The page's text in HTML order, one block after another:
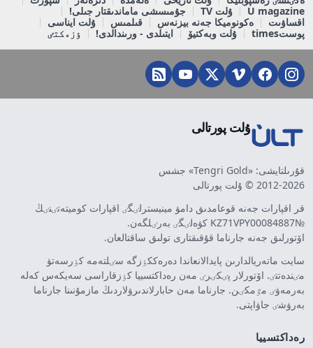
U magazine
ۇلت TV
جۇمىسشى ماماندىقتار جىلى!
اقساۋىت
ەكونوميكا جەنە بيزنەس قىلمىس
ۇلت ايناسى
پوستtimes
ۇلت وبەكتيۆ ايتىلدى - ورىندالدى! ٶزەكتٸ
ۇلت پورتالى
قۇرىلتايشى: «Tengri Gold» جشس
2012-2026 © ۇلت پورتالى
قر اقپارات جەنە قوعامدىق دامۋ مينيسترلٸگٸ اقپارات كوميتەتٸنٸڭ
№KZ71VPY00084887 كۋەلٸگٸ بەرٸلگەن.
اۆتورلىق جەنە جارناما قۇقىقتارى تولىق ساقتالعان.
سايت ماتەريالدارىن پايدالانعاندا دەرەككٶزگە سٸلتەمە كٶرسەتۋ
مٸندەتتٸ. اۆتورلار پٸكٸرٸ مەن رەداكتسييا كٶزقاراسى سەيكەس كەلە
بەرمەۋٸ مٷمكٸن. جارناما مەن حابارلاندىرۋلاردىڭ مازمۇنىنا جارناما
بەرۋشٸ جاۋاپتى.
رەداكتسييا